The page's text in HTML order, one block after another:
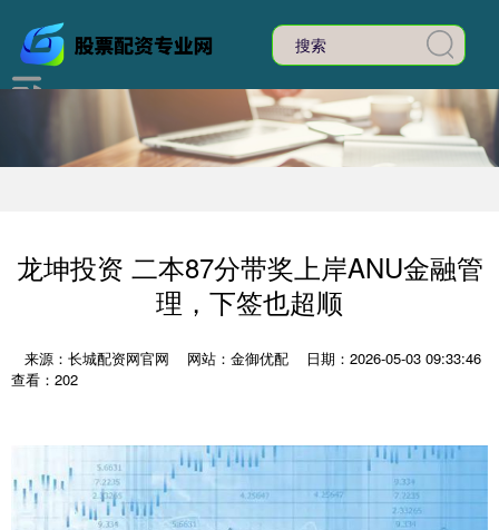
龙坤投资 二本87分带奖上岸ANU金融管
理，下签也超顺
来源：长城配资网官网 网站：金御优配
日期：2026-05-03 09:33:46
查看：202